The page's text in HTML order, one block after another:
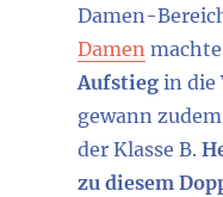
Damen-
Damenmachte
Aufstiegin die
gewann
der Klasse B.
zu diesem